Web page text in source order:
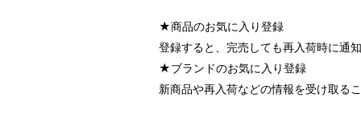
★商品のお気に入り登録
登録すると、完売しても再入荷時に通
★ブランドのお気に入り登録
新商品や再入荷などの情報を受け取る